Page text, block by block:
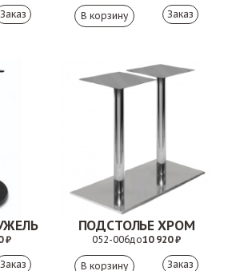
Заказ Заказ
₽
Заказ
ПОДСТОЛЬЕ ХРОМ
052-006до10 920 ₽
Заказ